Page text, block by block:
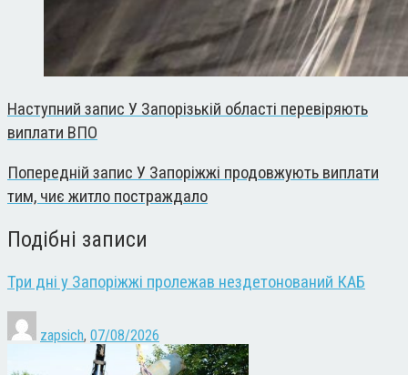
Наступний запис У Запорізькій області перевіряють
виплати ВПО
Попередній запис У Запоріжжі продовжують виплати
тим, чиє житло постраждало
Подібні записи
Три дні у Запоріжжі пролежав нездетонований КАБ
zapsich, 07/08/2026